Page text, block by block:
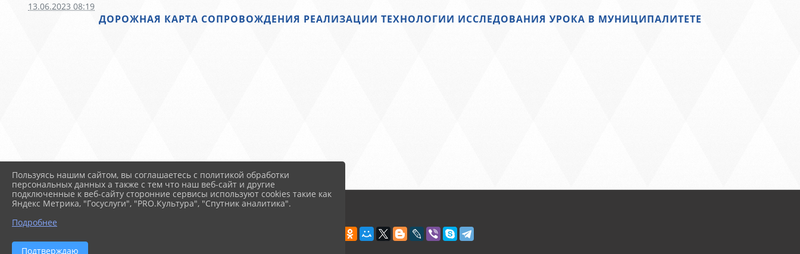
13.06.2023 08:19
ДОРОЖНАЯ КАРТА СОПРОВОЖДЕНИЯ РЕАЛИЗАЦИИ ТЕХНОЛОГИИ ИССЛЕДОВАНИЯ УРОКА В МУНИЦИПАЛИТЕТЕ
Пользуясь нашим сайтом, вы соглашаетесь с политикой обработки
персональных данных а также с тем что наш веб-сайт и другие
подключенные к веб-сайту сторонние сервисы используют cookies такие как
Яндекс Метрика, "Госуслуги", "PRO.Культура", "Спутник аналитика".
Подробнее
Подтверждаю